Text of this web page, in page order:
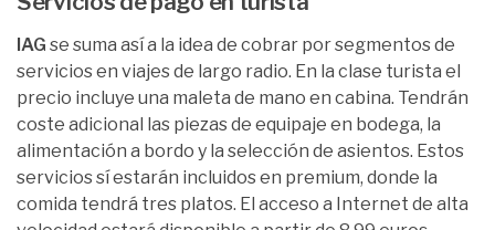
IAG se suma así a la idea de cobrar por segmentos de
servicios en viajes de largo radio. En la clase turista el
precio incluye una maleta de mano en cabina. Tendrán
coste adicional las piezas de equipaje en bodega, la
alimentación a bordo y la selección de asientos. Estos
servicios sí estarán incluidos en premium, donde la
comida tendrá tres platos. El acceso a Internet de alta